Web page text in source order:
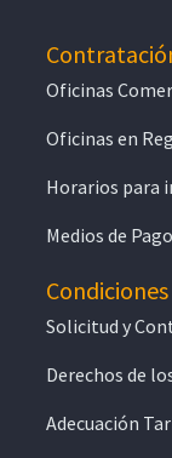
Oficinas
Oficinas en
Horarios para
Medios de Pago
Solicitud y
Derechos de
Adecuación